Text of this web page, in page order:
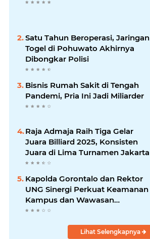
Satu Tahun Beroperasi, Jaringan
Togel di Pohuwato Akhirnya
Dibongkar Polisi
Bisnis Rumah Sakit di Tengah
Pandemi, Pria Ini Jadi Miliarder
Raja Admaja Raih Tiga Gelar
Juara Billiard 2025, Konsisten
Juara di Lima Turnamen Jakarta
Kapolda Gorontalo dan Rektor
UNG Sinergi Perkuat Keamanan
Kampus dan Wawasan
Kebangsaan
Lihat Selengkapnya